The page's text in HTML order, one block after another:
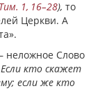
1, 16–28), то
Церкви. А
неложное Слово
Если кто скажет
если же кто